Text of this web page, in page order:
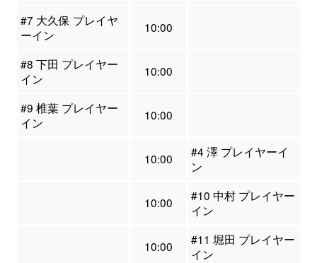
#7 大久保 プレイヤ
ーイン
10:00
#8 下田 プレイヤー
イン
10:00
#9 椎葉 プレイヤー
イン
10:00
10:00
#4 澤 プレイヤーイ
ン
10:00
#10 中村 プレイヤー
イン
10:00
#11 堀田 プレイヤー
イン